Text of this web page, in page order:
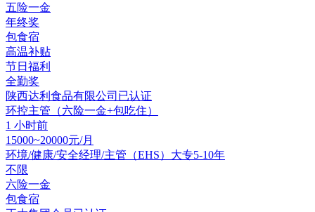
五险一金
年终奖
包食宿
高温补贴
节日福利
全勤奖
陕西达利食品有限公司 已认证
环控主管（六险一金+包吃住）
1 小时前
15000~20000元/月
环境/健康/安全经理/主管（EHS） 大专5-10年
不限
六险一金
包食宿